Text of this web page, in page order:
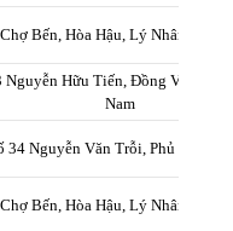
Chợ Bến, Hòa Hậu, Lý Nhân, Hà
Nguyễn Hữu Tiến, Đồng Văn,
Nam
34 Nguyễn Văn Trỗi, Phủ Lý, Hà
Chợ Bến, Hòa Hậu, Lý Nhân, Hà